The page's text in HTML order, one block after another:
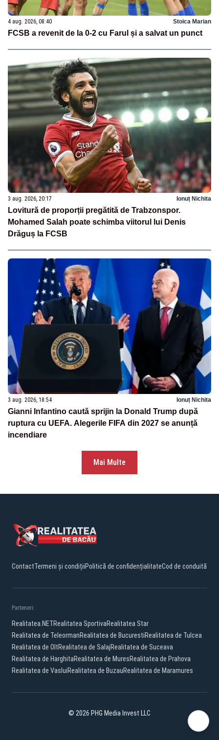
4 aug. 2026, 08:40 Stoica Marian
FCSB a revenit de la 0-2 cu Farul și a salvat un punct
3 aug. 2026, 20:17 Ionuț Nichita
Lovitură de proporții pregătită de Trabzonspor.
Mohamed Salah poate schimba viitorul lui Denis
Drăguș la FCSB
3 aug. 2026, 18:54 Ionuț Nichita
Gianni Infantino caută sprijin la Donald Trump după
ruptura cu UEFA. Alegerile FIFA din 2027 se anunță
incendiare
Mai Multe
ContactTermeni și condițiiPolitică de confidențialitateCod de conduită
Parteneri:
Realitatea.NETRealitatea SportivaRealitatea Star
Realitatea de TeleormanRealitatea de BucurestiRealitatea de Tulcea
Realitatea de OltRealitatea de SalajRealitatea de Suceava
Realitatea de HarghitaRealitatea de MuresRealitatea de Prahova
Realitatea de VasluiRealitatea de BuzauRealitatea de Maramures
© 2026 PHG Media Invest LLC